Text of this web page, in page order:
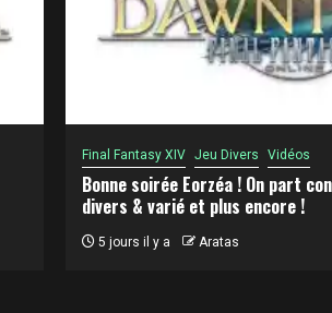
Final Fantasy XIV Jeu Divers Vidéos
Bonne soirée Eorzéa ! On part
divers & varié et plus encore !
5 jours il y a Aratas